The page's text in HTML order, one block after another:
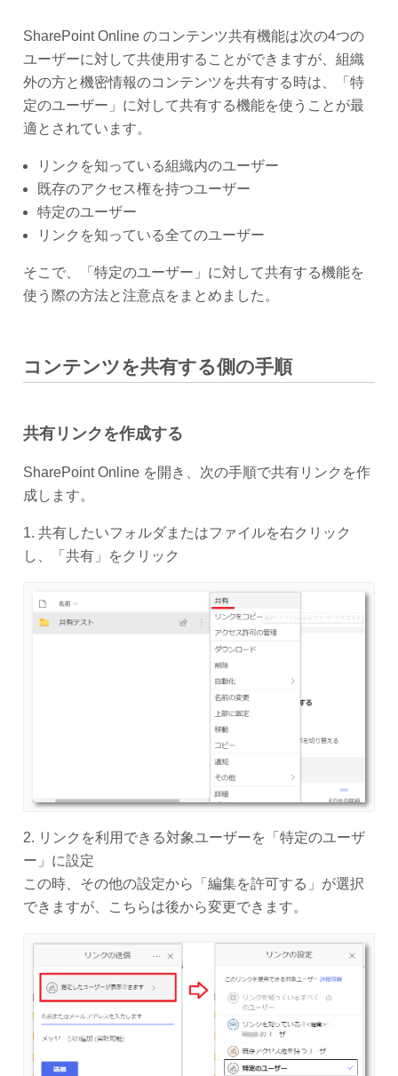
SharePoint Online のコンテンツ共有機能は次の4つの
ユーザーに対して共使用することができますが、組織
外の方と機密情報のコンテンツを共有する時は、「特
定のユーザー」に対して共有する機能を使うことが最
適とされています。
リンクを知っている組織内のユーザー
既存のアクセス権を持つユーザー
特定のユーザー
リンクを知っている全てのユーザー
そこで、「特定のユーザー」に対して共有する機能を
使う際の方法と注意点をまとめました。
コンテンツを共有する側の手順
共有リンクを作成する
SharePoint Online を開き、次の手順で共有リンクを作
成します。
1. 共有したいフォルダまたはファイルを右クリック
し、「共有」をクリック
2. リンクを利用できる対象ユーザーを「特定のユーザ
ー」に設定
この時、その他の設定から「編集を許可する」が選択
できますが、こちらは後から変更できます。